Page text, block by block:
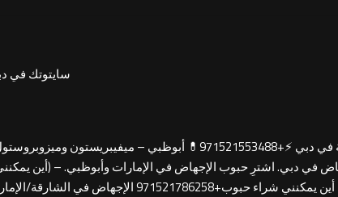
سايتوتك في دبي))_+971521553488 شراء حبوب الإجهاض
في دبي. اشترِ حبوب الإجهاض في الإمارات وأبوظبي. – (أين
أبوظبي/الإمارات؟ أين يمكنني شراء